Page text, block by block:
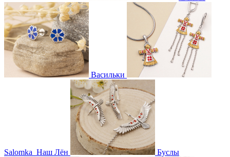
Васильки
Salomka Наш Лён Буслы